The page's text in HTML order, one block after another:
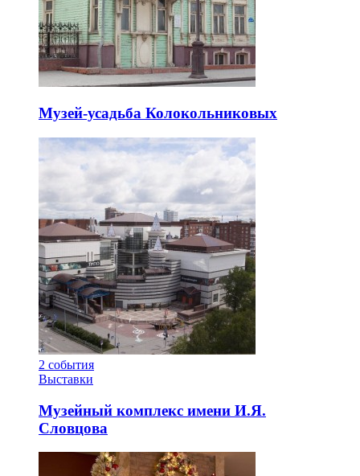
Музей-усадьба Колокольниковых
2 события
Выставки
Музейный комплекс имени И.Я.
Словцова